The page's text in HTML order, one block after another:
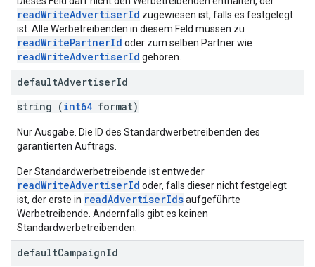
readWriteAdvertiserId zugewiesen ist, falls es festgelegt
ist. Alle Werbetreibenden in diesem Feld müssen zu
readWritePartnerId oder zum selben Partner wie
readWriteAdvertiserId gehören.
defaultAdvertiserId
string (int64 format)
Nur Ausgabe. Die ID des Standardwerbetreibenden des
garantierten Auftrags.
Der Standardwerbetreibende ist entweder
readWriteAdvertiserId oder, falls dieser nicht festgelegt
ist, der erste in readAdvertiserIdsaufgeführte
Werbetreibende. Andernfalls gibt es keinen
Standardwerbetreibenden.
defaultCampaignId